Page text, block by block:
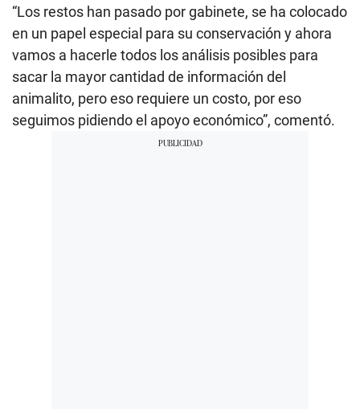
“Los restos han pasado por gabinete, se ha colocado
en un papel especial para su conservación y ahora
vamos a hacerle todos los análisis posibles para
sacar la mayor cantidad de información del
animalito, pero eso requiere un costo, por eso
seguimos pidiendo el apoyo económico”, comentó.